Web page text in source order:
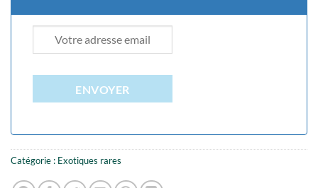
ENVOYER
Catégorie : Exotiques rares